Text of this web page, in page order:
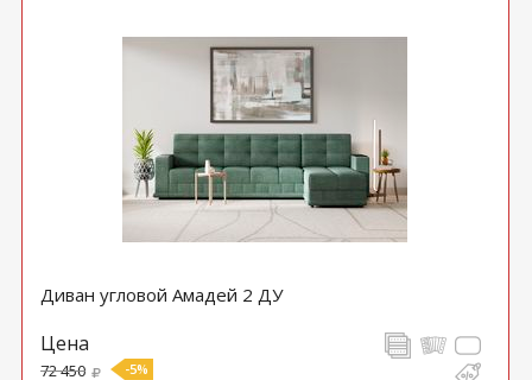
Диван угловой Амадей 2 ДУ
Цена
72 450 -5%